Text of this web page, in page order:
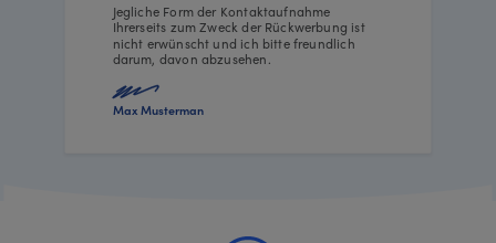
Jegliche Form der Kontaktaufnahme
Ihrerseits zum Zweck der Rückwerbung ist
nicht erwünscht und ich bitte freundlich
darum, davon abzusehen.
Max Musterman